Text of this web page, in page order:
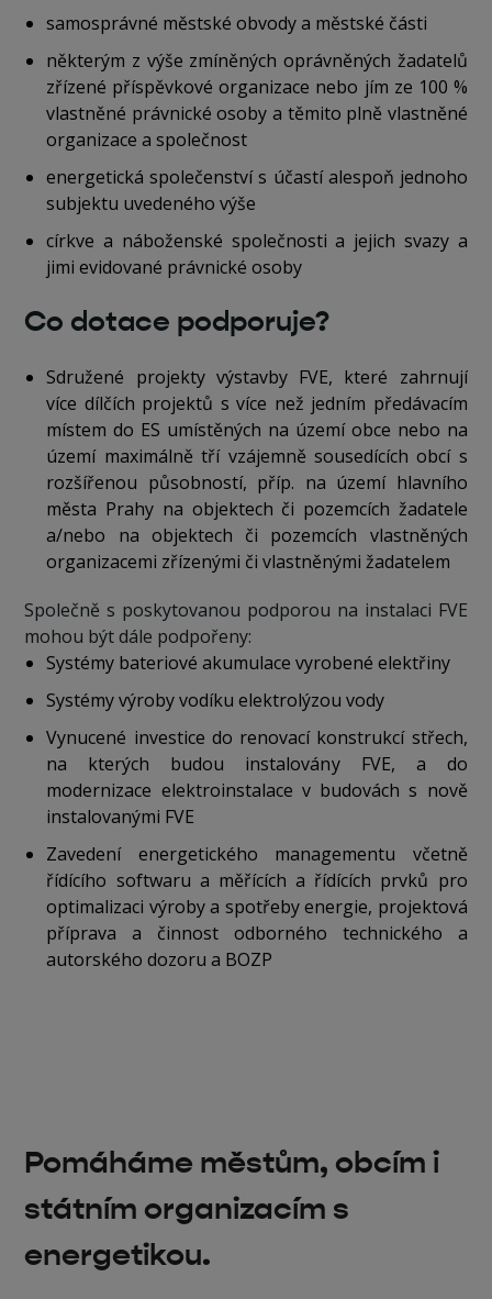
samosprávné městské obvody a městské části
některým z výše zmíněných oprávněných žadatelů
zřízené příspěvkové organizace nebo jím ze 100 %
vlastněné právnické osoby a těmito plně vlastněné
organizace a společnost
energetická společenství s účastí alespoň jednoho
subjektu uvedeného výše
církve a náboženské společnosti a jejich svazy a
jimi evidované právnické osoby
Co dotace podporuje?
Sdružené projekty výstavby FVE, které zahrnují
více dílčích projektů s více než jedním předávacím
místem do ES umístěných na území obce nebo na
území maximálně tří vzájemně sousedících obcí s
rozšířenou působností, příp. na území hlavního
města Prahy na objektech či pozemcích žadatele
a/nebo na objektech či pozemcích vlastněných
organizacemi zřízenými či vlastněnými žadatelem
Společně s poskytovanou podporou na instalaci FVE
mohou být dále podpořeny:
Systémy bateriové akumulace vyrobené elektřiny
Systémy výroby vodíku elektrolýzou vody
Vynucené investice do renovací konstrukcí střech,
na kterých budou instalovány FVE, a do
modernizace elektroinstalace v budovách s nově
instalovanými FVE
Zavedení energetického managementu včetně
řídícího softwaru a měřících a řídících prvků pro
optimalizaci výroby a spotřeby energie, projektová
příprava a činnost odborného technického a
autorského dozoru a BOZP
Pomáháme městům, obcím i
státním organizacím s
energetikou.